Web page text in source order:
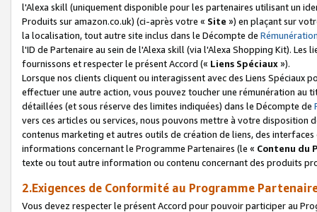
l'Alexa skill (uniquement disponible pour les partenaires utilisant un
Produits sur amazon.co.uk) (ci-après votre « Site ») en plaçant sur
la localisation, tout autre site inclus dans le Décompte de
l'ID de Partenaire au sein de l'Alexa skill (via l'Alexa Shopping Kit).
fournissons et respecter le présent Accord (« Liens Spéciaux»).
Lorsque nos clients cliquent ou interagissent avec des Liens Spéciaux
effectuer une autre action, vous pouvez toucher une rémunération
détaillées (et sous réserve des limites indiquées) dans le Décompte de
vers ces articles ou services, nous pouvons mettre à votre disposition
contenus marketing et autres outils de création de liens, des
informations concernant le Programme Partenaires (le « Contenu du
texte ou tout autre information ou contenu concernant des produits
2.Exigences de Conformité au Programme
Vous devez respecter le présent Accord pour pouvoir participer au